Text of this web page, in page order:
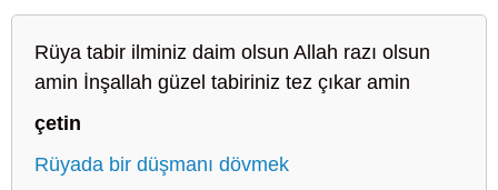
Rüya tabir ilminiz daim olsun Allah razı olsun
amin İnşallah güzel tabiriniz tez çıkar amin
çetin
Rüyada bir düşmanı dövmek